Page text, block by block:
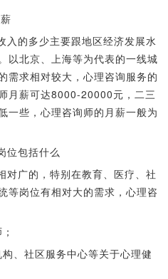
入的多少主要跟地区经济发展水
以北京、上海等为代表的一线城
需求相对较大，心理咨询服务的
月薪可达8000-20000元，二三
一些，心理咨询师的月薪一般为
位包括什么
对广的，特别在教育、医疗、社
等岗位有相对大的需求，心理咨
、社区服务中心等关于心理健